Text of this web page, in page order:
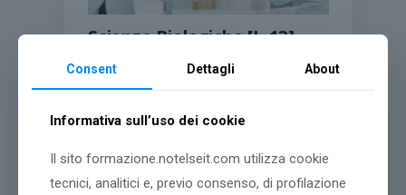
Scienze Biologiche [L-13]
Classe di Laurea
L-13 - Scienze
INNOVATIVO E SC BIO E SC NUTRIZIONE CON
COLLEGE ANNUALE SENZA RESIDENZIALITÀ
Crediti:
CFU
Consent Dettagli About
Informativa sull’uso dei cookie
Il sito formazione.notelseit.com utilizza cookie
tecnici, analitici e, previo consenso, di profilazione